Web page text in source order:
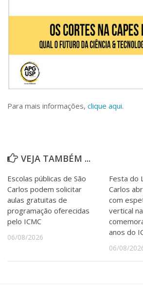
Serviços
Bibliotecas
Apoio ao Estudante
Segurança, Trânsito e Prevenção
RH, Administrativo e Financeiro
Outros serviços
Comunicação
Aplicativos e Sites
Para mais informações, clique aqui.
VEJA TAMBÉM ...
Escolas públicas de São
Carlos podem solicitar
aulas gratuitas de
programação oferecidas
pelo ICMC
06/08/2026
Festa do
Carlos
com
vertical
anos do
06/08/